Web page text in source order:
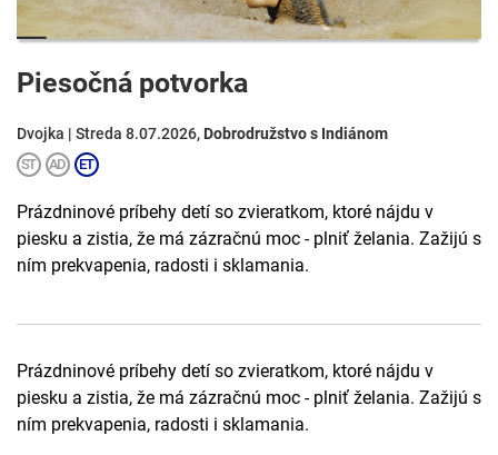
Piesočná potvorka
Dvojka | Streda 8.07.2026, Dobrodružstvo s Indiánom
Prázdninové príbehy detí so zvieratkom, ktoré nájdu v
piesku a zistia, že má zázračnú moc - plniť želania. Zažijú s
ním prekvapenia, radosti i sklamania.
Prázdninové príbehy detí so zvieratkom, ktoré nájdu v
piesku a zistia, že má zázračnú moc - plniť želania. Zažijú s
ním prekvapenia, radosti i sklamania.